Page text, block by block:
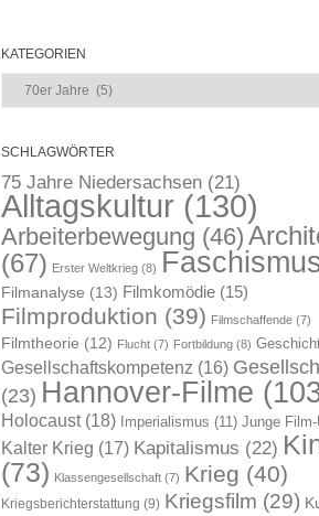
KATEGORIEN
Kategorien
SCHLAGWÖRTER
75 Jahre Niedersachsen (21)
Alltagskultur (130)
Arbeiterbewegung (46)
(67) Erster Weltkrieg (8)
Filmanalyse (13) Filmkomödie (15)
Filmproduktion (39) Filmschaffende (7)
Filmtheorie (12) Flucht (7) Fortbildung (8)
Gesellschaftskompetenz (16)
(23) Hannover-Filme
Holocaust(18) Imperialismus (11) Junge
Kalter Krieg (17) Kapitalismus (22)
(73) Klassengesellschaft (7) Krieg (40)
Kriegsberichterstattung (9) Kriegsfilm (29)